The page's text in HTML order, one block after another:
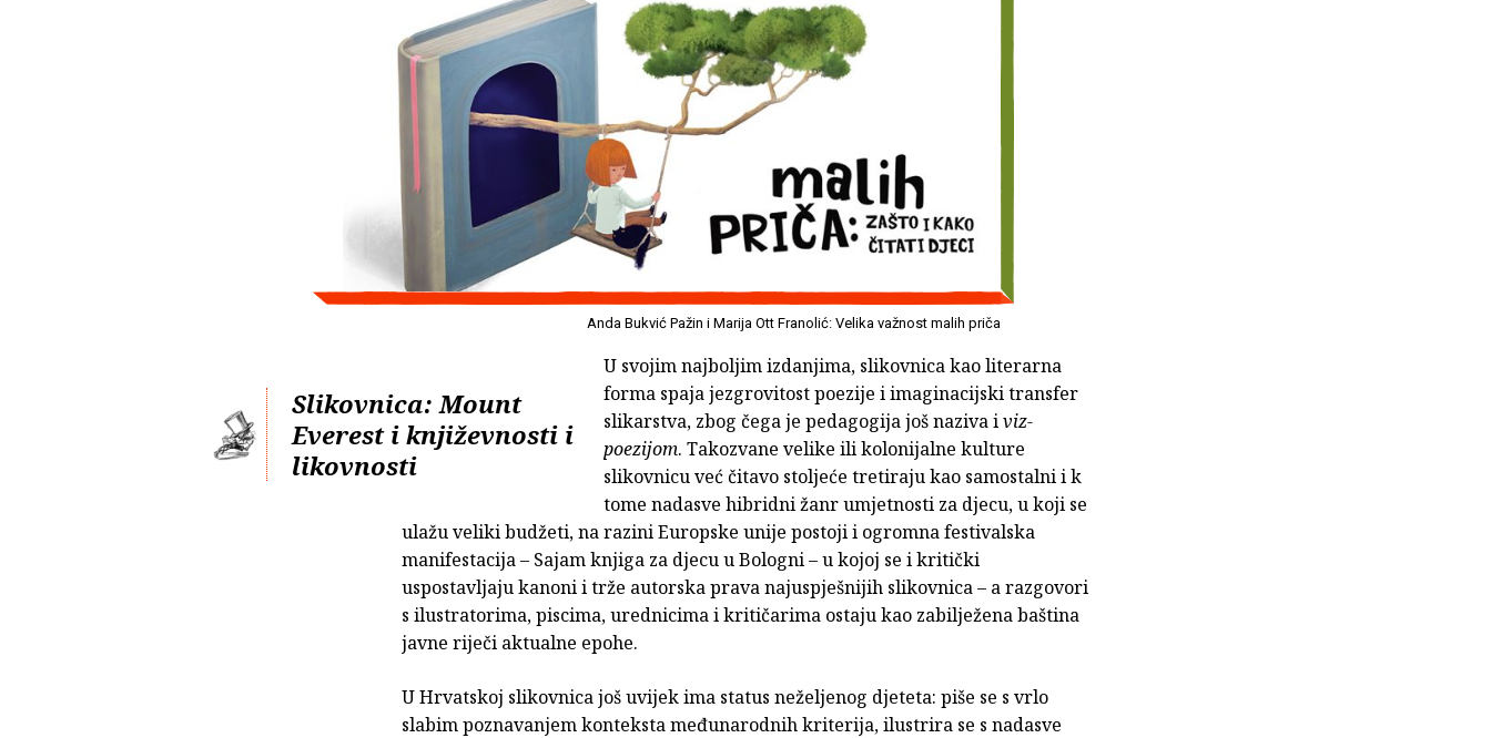
Anda Bukvić Pažin i Marija Ott Franolić: Velika važnost malih priča
Slikovnica: Mount
Everest i književnosti i
likovnosti
U svojim najboljim izdanjima, slikovnica kao literarna
forma spaja jezgrovitost poezije i imaginacijski transfer
slikarstva, zbog čega je pedagogija još naziva iviz-
poezijom. Takozvane velike ili kolonijalne kulture
slikovnicu već čitavo stoljeće tretiraju kao samostalni i k
tome nadasve hibridni žanr umjetnosti za djecu, u koji se
ulažu veliki budžeti, na razini Europske unije postoji i ogromna festivalska
manifestacija – Sajam knjiga za djecu u Bologni – u kojoj se i kritički
uspostavljaju kanoni i trže autorska prava najuspješnijih slikovnica – a razgovori
s ilustratorima, piscima, urednicima i kritičarima ostaju kao zabilježena baština
javne riječi aktualne epohe.
U Hrvatskoj slikovnica još uvijek ima status neželjenog djeteta: piše se s vrlo
slabim poznavanjem konteksta međunarodnih kriterija, ilustrira se s nadasve